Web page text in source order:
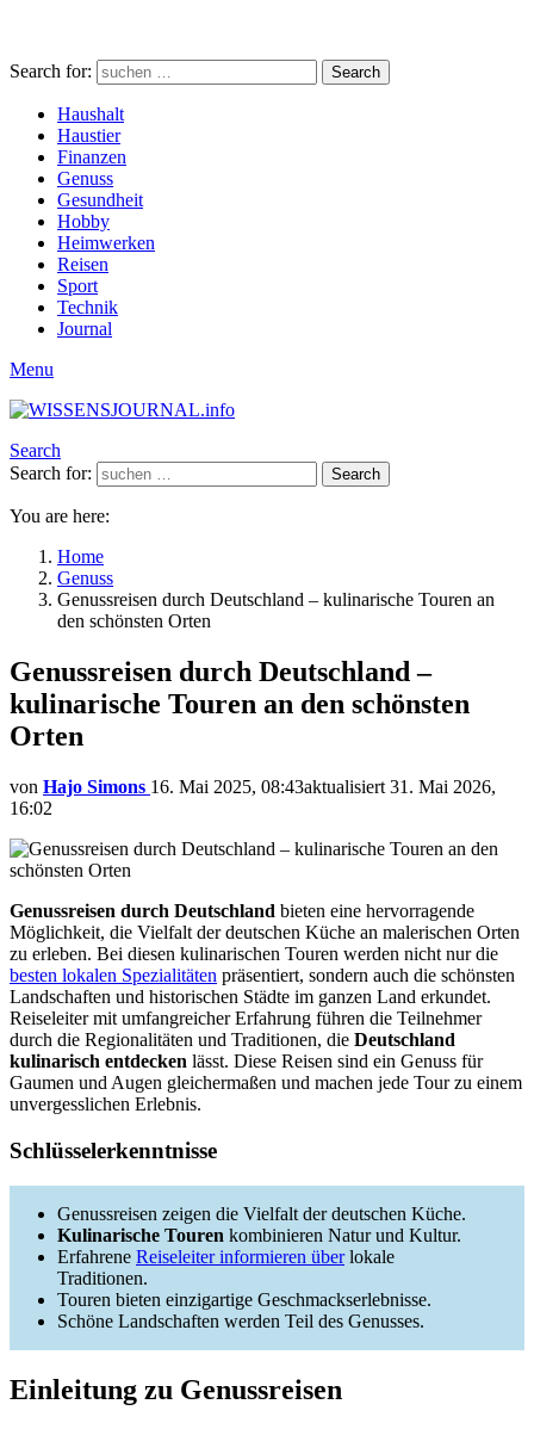
Search for: Search
Haushalt
Haustier
Finanzen
Genuss
Gesundheit
Hobby
Heimwerken
Reisen
Sport
Technik
Journal
Menu
Search
Search for:
Search
You are here:
Home
Genuss
Genussreisen durch Deutschland – kulinarische Touren an
den schönsten Orten
Genussreisen durch Deutschland –
kulinarische Touren an den schönsten
Orten
von Hajo Simons 16. Mai 2025, 08:43aktualisiert 31. Mai 2026,
16:02
Genussreisen durch Deutschland bieten eine hervorragende
Möglichkeit, die Vielfalt der deutschen Küche an malerischen Orten
zu erleben. Bei diesen kulinarischen Touren werden nicht nur die
besten lokalen Spezialitäten präsentiert, sondern auch die schönsten
Landschaften und historischen Städte im ganzen Land erkundet.
Reiseleiter mit umfangreicher Erfahrung führen die Teilnehmer
durch die Regionalitäten und Traditionen, die Deutschland
kulinarisch entdecken lässt. Diese Reisen sind ein Genuss für
Gaumen und Augen gleichermaßen und machen jede Tour zu einem
unvergesslichen Erlebnis.
Schlüsselerkenntnisse
Genussreisen zeigen die Vielfalt der deutschen Küche.
Kulinarische Touren kombinieren Natur und Kultur.
Erfahrene Reiseleiter informieren überlokale
Traditionen.
Touren bieten einzigartige Geschmackserlebnisse.
Schöne Landschaften werden Teil des Genusses.
Einleitung zu Genussreisen